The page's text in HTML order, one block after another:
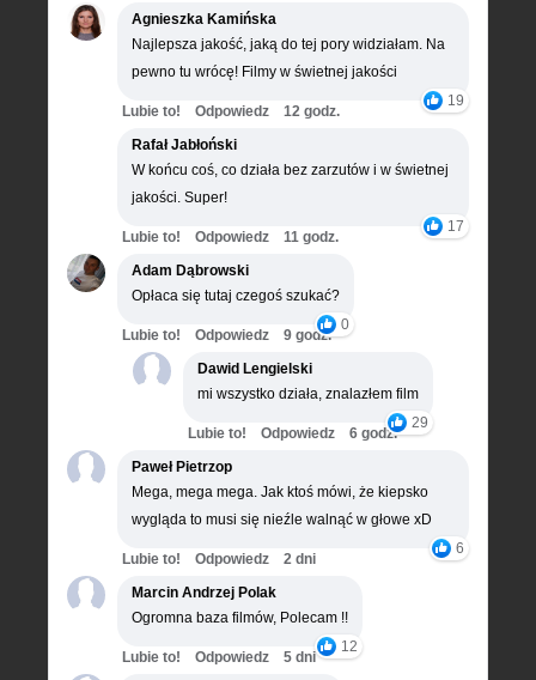
Agnieszka Kamińska
Najlepsza jakość, jaką do tej pory widziałam. Na
pewno tu wrócę! Filmy w świetnej jakości
19
Lubie to! Odpowiedz
12 godz.
Rafał Jabłoński
W końcu coś, co działa bez zarzutów i w świetnej
jakości. Super!
17
Lubie to! Odpowiedz
11 godz.
Adam Dąbrowski
Opłaca się tutaj czegoś szukać?
0
Lubie to! Odpowiedz
9 godz.
Dawid Lengielski
mi wszystko działa, znalazłem film
29
Lubie to! Odpowiedz
6 godz.
Paweł Pietrzop
Mega, mega mega. Jak ktoś mówi, że kiepsko
wygląda to musi się nieźle walnąć w głowe xD
6
Lubie to! Odpowiedz
2 dni
Marcin Andrzej Polak
Ogromna baza filmów, Polecam !!
12
Lubie to! Odpowiedz
5 dni